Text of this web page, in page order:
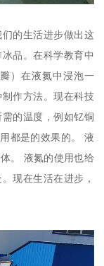
的生活进步做出这
品。在科学教育中
）在液氮中浸泡一
作方法。现在科技
的温度，例如钇铜
都是的效果的。 液
。 液氮的使用也给
现在生活在进步，